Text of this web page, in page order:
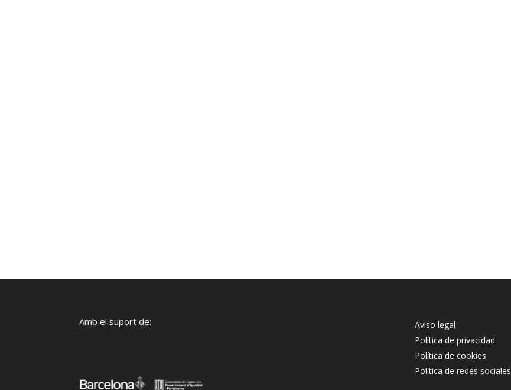
Amb el suport de:
Aviso legal
Política de privacidad
Política de cookies
Política de redes sociales